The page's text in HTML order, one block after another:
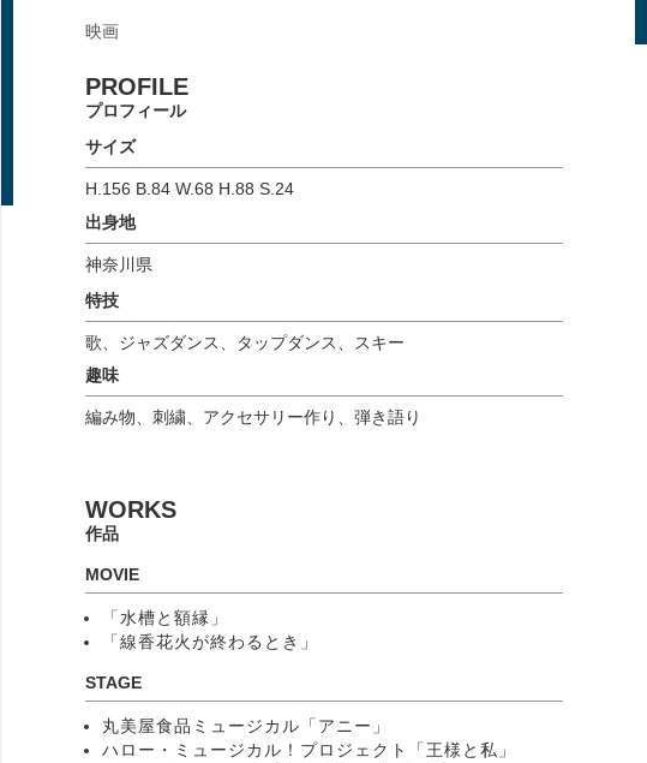
映画
PROFILE
プロフィール
サイズ
H.156 B.84 W.68 H.88 S.24
出身地
神奈川県
特技
歌、ジャズダンス、タップダンス、スキー
趣味
編み物、刺繍、アクセサリー作り、弾き語り
WORKS
作品
MOVIE
「水槽と額縁」
「線香花火が終わるとき」
STAGE
丸美屋食品ミュージカル「アニー」
ハロー・ミュージカル！プロジェクト「王様と私」